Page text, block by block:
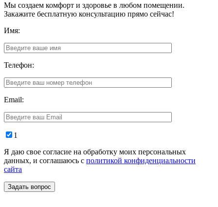
Мы создаем комфорт и здоровье в любом помещении.
Закажите бесплатную консультацию прямо сейчас!
Имя:
Телефон:
Email:
1
Я даю свое согласие на обработку моих персональных
данных, и соглашаюсь с политикой конфиденциальности
сайта
Задать вопрос